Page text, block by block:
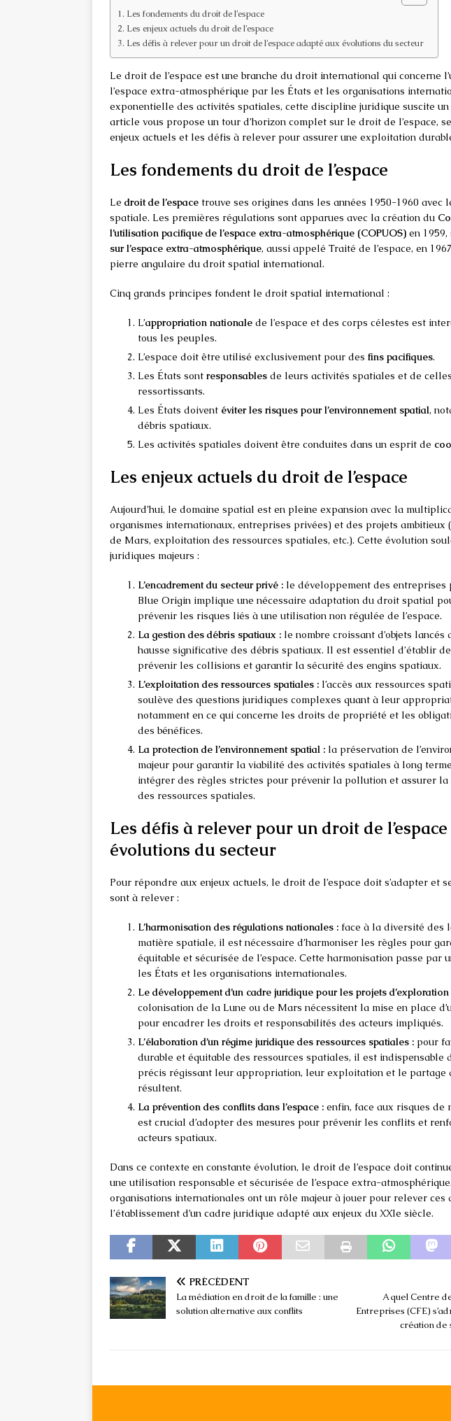
Les fondements du droit de l’espace
Les enjeux actuels du droit de l’espace
Les défis à relever pour un droit de l’espace adapté aux évolutions du secteur
Le droit de l’espace est une branche du droit international qui concerne
l’espace extra-atmosphérique par les États et les organisations
exponentielle des activités spatiales, cette discipline juridique suscite
article vous propose un tour d’horizon complet sur le droit de l’espace,
enjeux actuels et les défis à relever pour assurer une exploitation
Les fondements du droit de l’espace
Le droit de l’espace trouve ses origines dans les années 1950-1960 avec
spatiale. Les premières régulations sont apparues avec la création du
l’utilisation pacifique de l’espace extra-atmosphérique (COPUOS) en
sur l’espace extra-atmosphérique, aussi appelé Traité de l’espace, en
pierre angulaire du droit spatial international.
Cinq grands principes fondent le droit spatial international :
L’appropriation nationale de l’espace et des corps célestes est
tous les peuples.
L’espace doit être utilisé exclusivement pour des fins pacifiques.
Les États sont responsables de leurs activités spatiales et de
ressortissants.
Les États doivent éviter les risques pour l’environnement spatial,
débris spatiaux.
Les activités spatiales doivent être conduites dans un esprit de
Les enjeux actuels du droit de l’espace
Aujourd’hui, le domaine spatial est en pleine expansion avec la
organismes internationaux, entreprises privées) et des projets ambitieux
de Mars, exploitation des ressources spatiales, etc.). Cette évolution
juridiques majeurs :
L’encadrement du secteur privé : le développement des entreprises
Blue Origin implique une nécessaire adaptation du droit spatial
prévenir les risques liés à une utilisation non régulée de l’espace.
La gestion des débris spatiaux : le nombre croissant d’objets lancés
hausse significative des débris spatiaux. Il est essentiel d’établir
prévenir les collisions et garantir la sécurité des engins spatiaux.
L’exploitation des ressources spatiales : l’accès aux ressources
soulève des questions juridiques complexes quant à leur
notamment en ce qui concerne les droits de propriété et les
des bénéfices.
La protection de l’environnement spatial : la préservation de
majeur pour garantir la viabilité des activités spatiales à long
intégrer des règles strictes pour prévenir la pollution et assurer
des ressources spatiales.
Les défis à relever pour un droit de
évolutions du secteur
Pour répondre aux enjeux actuels, le droit de l’espace doit s’adapter et
sont à relever :
L’harmonisation des régulations nationales : face à la diversité des
matière spatiale, il est nécessaire d’harmoniser les règles pour
équitable et sécurisée de l’espace. Cette harmonisation passe par
les États et les organisations internationales.
Le développement d’un cadre juridique pour les projets
colonisation de la Lune ou de Mars nécessitent la mise en place
pour encadrer les droits et responsabilités des acteurs impliqués.
L’élaboration d’un régime juridique des ressources spatiales : pour
durable et équitable des ressources spatiales, il est indispensable
précis régissant leur appropriation, leur exploitation et le partage
résultent.
La prévention des conflits dans l’espace : enfin, face aux risques de
est crucial d’adopter des mesures pour prévenir les conflits et
acteurs spatiaux.
Dans ce contexte en constante évolution, le droit de l’espace doit
une utilisation responsable et sécurisée de l’espace extra-
organisations internationales ont un rôle majeur à jouer pour relever ces
l’établissement d’un cadre juridique adapté aux enjeux du XXIe siècle.
PRÉCÉDENT
La médiation en droit de la famille : une
solution alternative aux conflits
A quel Centre
Entreprises (CFE)
création de